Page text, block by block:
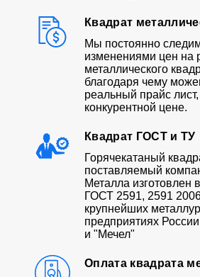
Квадрат
Мы постоянно
изменениями цен на
металлического
благодаря чему
реальный прайс
конкурентной цене.
Квадрат ГОСТ и ТУ
Горячекатаный
поставляемый
Металла изготовлен
ГОСТ 2591, 2591
крупнейших
предприятиях
и "Мечел"
Оплата квадрата